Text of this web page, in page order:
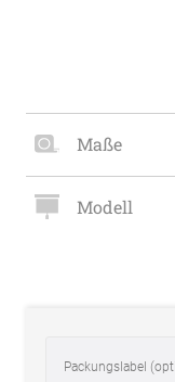
Maße
Modell